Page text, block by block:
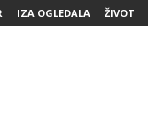
IZA OGLEDALA ŽIVOT